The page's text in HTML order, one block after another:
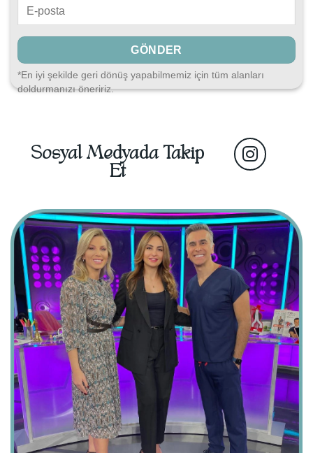
*En iyi şekilde geri dönüş yapabilmemiz için tüm alanları
doldurmanızı öneririz.
Sosyal Medyada Takip
Et